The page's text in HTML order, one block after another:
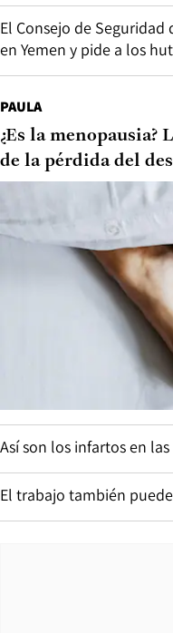
El Consejo de
en Yemen y pide a los
PAULA
¿Es la menopausia?
de la pérdida del
Así son los infartos en
El trabajo también